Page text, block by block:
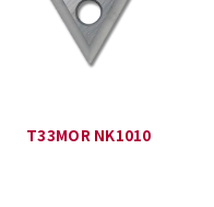
T33MOR NK1010